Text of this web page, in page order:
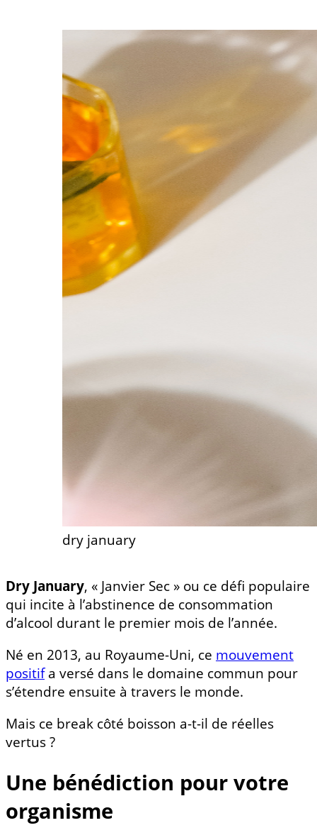
dry january
Dry January, « Janvier Sec » ou ce défi populaire
qui incite à l’abstinence de consommation
d’alcool durant le premier mois de l’année.
Né en 2013, au Royaume-Uni, ce mouvement
positifa versé dans le domaine commun pour
s’étendre ensuite à travers le monde.
Mais ce break côté boisson a-t-il de réelles
vertus ?
Une bénédiction pour votre
organisme